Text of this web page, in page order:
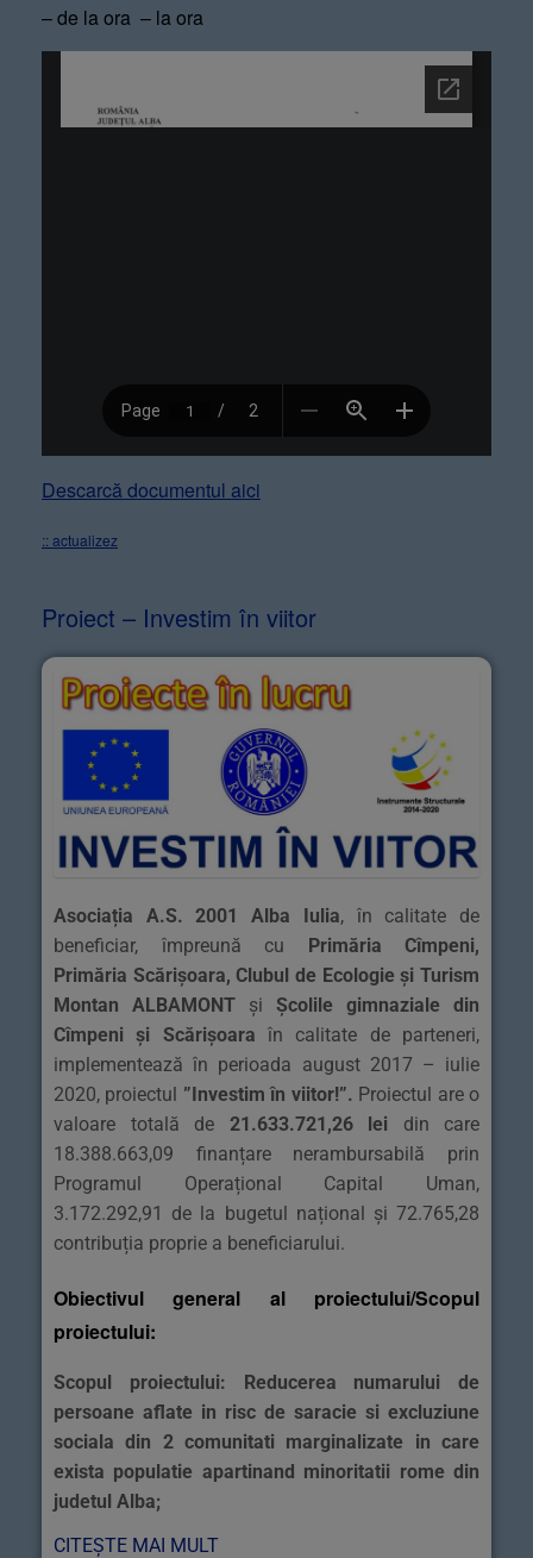
– de la ora – la ora
Descarcă documentul aici
:: actualizez
Proiect – Investim în viitor
Asociația A.S. 2001 Alba Iulia, în calitate de
beneficiar, împreună cu Primăria Cîmpeni,
Primăria Scărișoara, Clubul de Ecologie și Turism
Montan ALBAMONT și Școlile gimnaziale din
Cîmpeni și Scărișoara în calitate de parteneri,
implementează în perioada august 2017 – iulie
2020, proiectul ”Investim în viitor!”. Proiectul are o
valoare totală de 21.633.721,26 lei din care
18.388.663,09 finanțare nerambursabilă prin
Programul Operațional Capital Uman,
3.172.292,91 de la bugetul național și 72.765,28
contribuția proprie a beneficiarului.
Obiectivul general al proiectului/Scopul
proiectului:
Scopul proiectului: Reducerea numarului de
persoane aflate in risc de saracie si excluziune
sociala din 2 comunitati marginalizate in care
exista populatie apartinand minoritatii rome din
judetul Alba;
CITEȘTE MAI MULT